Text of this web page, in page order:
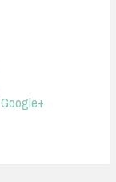
Google+